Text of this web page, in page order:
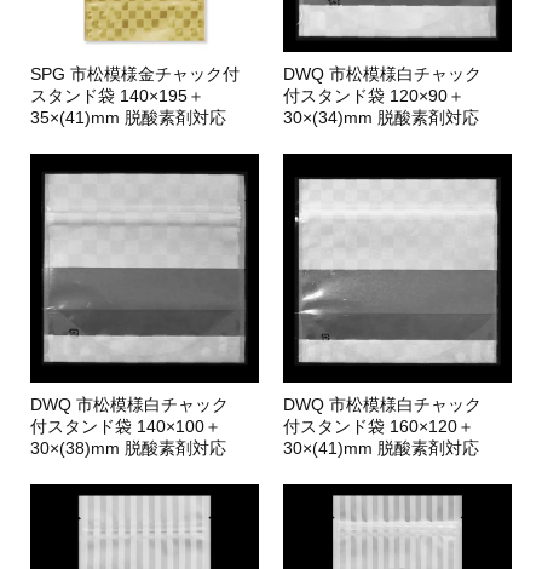
SPG 市松模様金チャック付
スタンド袋 140×195＋
35×(41)mm 脱酸素剤対応
DWQ 市松模様白チャック
付スタンド袋 120×90＋
30×(34)mm 脱酸素剤対応
DWQ 市松模様白チャック
付スタンド袋 140×100＋
30×(38)mm 脱酸素剤対応
DWQ 市松模様白チャック
付スタンド袋 160×120＋
30×(41)mm 脱酸素剤対応